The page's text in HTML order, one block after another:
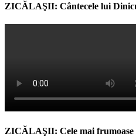
ZICĂLAŞII: Cântecele lui
ZICĂLAŞII: Cele mai frumoase